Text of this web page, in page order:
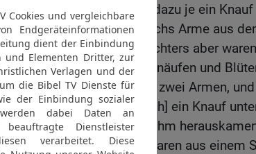
Kelche wie Mandelblüten, dazu je ein
diese Weise gingen die sechs Arme aus
20 An dem Schaft des Leuchters aber
Mandelblüten mit seinen Knäufen und
21 nämlich ein Knauf unter zwei Armen,
unter zwei Armen, und [noch] ein Knauf
den sechs Armen, die aus ihm
22 Ihre Knäufe und Arme waren aus einem